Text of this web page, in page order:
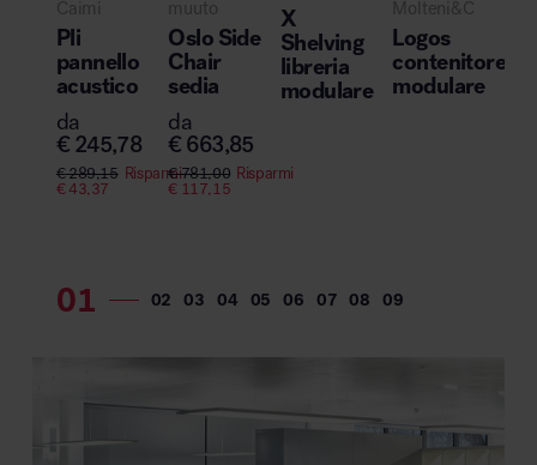
Caimi
Pli
pannello
acustico
da
€ 245,78
€289,15 Risparmi
€43,37
muuto
Oslo Side
Chair
sedia
da
€ 663,85
€781,00 Risparmi
€117,15
X
Shelving
libreria
modulare
Molteni&C
Logos
contenitore
modulare